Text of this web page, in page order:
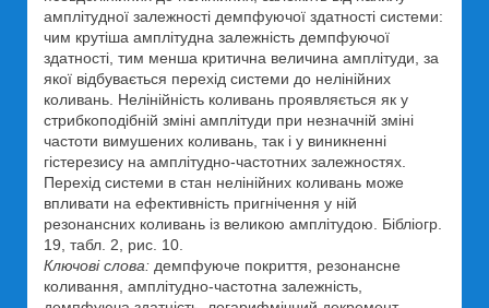
амплітудної залежності демпфуючої здатності системи:
чим крутіша амплітудна залежність демпфуючої
здатності, тим менша критична величина амплітуди, за
якої відбувається перехід системи до нелінійних
коливань. Нелінійність коливань проявляється як у
стрибкоподібній зміні амплітуди при незначній зміні
частоти вимушених коливань, так і у виникненні
гістерезису на амплітудно-частотних залежностях.
Перехід системи в стан нелінійних коливань може
впливати на ефективність пригнічення у ній
резонансних коливань із великою амплітудою. Бібліогр.
19, табл. 2, рис. 10.
Ключові слова: демпфуюче покриття, резонансне
коливання, амплітудно-частотна залежність,